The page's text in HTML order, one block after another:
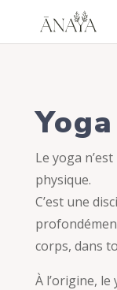
Yoga
Le yoga
physique.
C’est une
corps, dans
À l’origine,